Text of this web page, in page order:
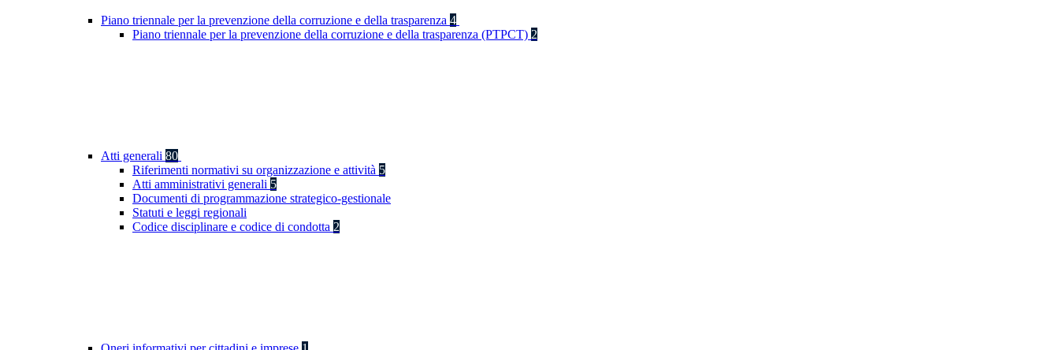
Piano triennale per la prevenzione della corruzione e della trasparenza 4
Piano triennale per la prevenzione della corruzione e della trasparenza (PTPCT) 2
Atti generali 80
Riferimenti normativi su organizzazione e attività 5
Atti amministrativi generali 5
Documenti di programmazione strategico-gestionale
Statuti e leggi regionali
Codice disciplinare e codice di condotta 2